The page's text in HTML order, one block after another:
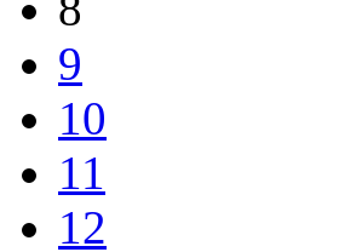
9
10
11
12